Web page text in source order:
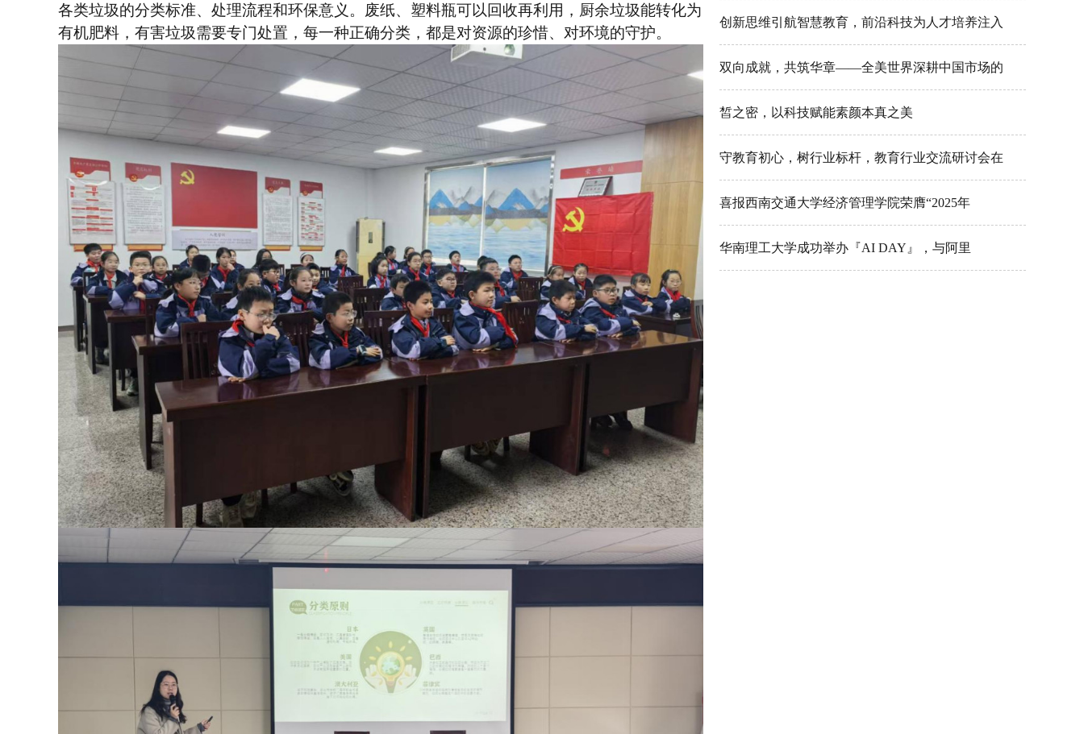
各类垃圾的分类标准、处理流程和环保意义。废纸、塑料瓶可以回收再利用，厨余垃圾能转化为
有机肥料，有害垃圾需要专门处置，每一种正确分类，都是对资源的珍惜、对环境的守护。
创新思维引航智慧教育，前沿科技为人才培养注入
双向成就，共筑华章——全美世界深耕中国市场的
皙之密，以科技赋能素颜本真之美
守教育初心，树行业标杆，教育行业交流研讨会在
喜报西南交通大学经济管理学院荣膺“2025年
华南理工大学成功举办『AI DAY』，与阿里